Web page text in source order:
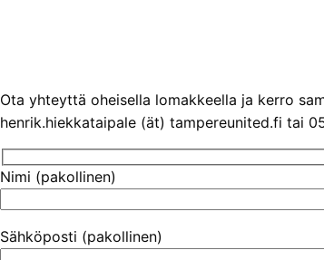
Ota yhteyttä oheisella lomakkeella ja kerro
henrik.hiekkataipale (ät) tampereunited.fi tai
Nimi (pakollinen)
Sähköposti (pakollinen)